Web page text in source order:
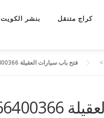
بنشر الكويت كراج متنقل
> فتح باب سيارات العقيلة 66400366 فتح باب سيارة مقفلة كل الموديلات